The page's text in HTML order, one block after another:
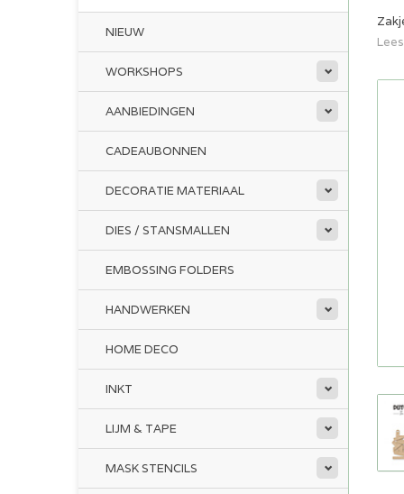
NIEUW
WORKSHOPS
AANBIEDINGEN
CADEAUBONNEN
DECORATIE MATERIAAL
DIES / STANSMALLEN
EMBOSSING FOLDERS
HANDWERKEN
HOME DECO
INKT
LIJM & TAPE
MASK STENCILS